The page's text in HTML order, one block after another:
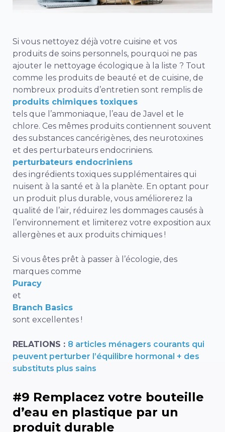
Si vous nettoyez déjà votre cuisine et vos
produits de soins personnels, pourquoi ne pas
ajouter le nettoyage écologique à la liste ? Tout
comme les produits de beauté et de cuisine, de
nombreux produits d’entretien sont remplis de
produits chimiques toxiques
tels que l’ammoniaque, l’eau de Javel et le
chlore. Ces mêmes produits contiennent souvent
des substances cancérigènes, des neurotoxines
et des perturbateurs endocriniens.
perturbateurs endocriniens
des ingrédients toxiques supplémentaires qui
nuisent à la santé et à la planète. En optant pour
un produit plus durable, vous améliorerez la
qualité de l’air, réduirez les dommages causés à
l’environnement et limiterez votre exposition aux
allergènes et aux produits chimiques !
Si vous êtes prêt à passer à l’écologie, des
marques comme
Puracy
et
Branch Basics
sont excellentes !
RELATIONS : 8 articles ménagers courants qui
peuvent perturber l’équilibre hormonal + des
substituts plus sains
#9 Remplacez votre bouteille
d’eau en plastique par un
produit durable